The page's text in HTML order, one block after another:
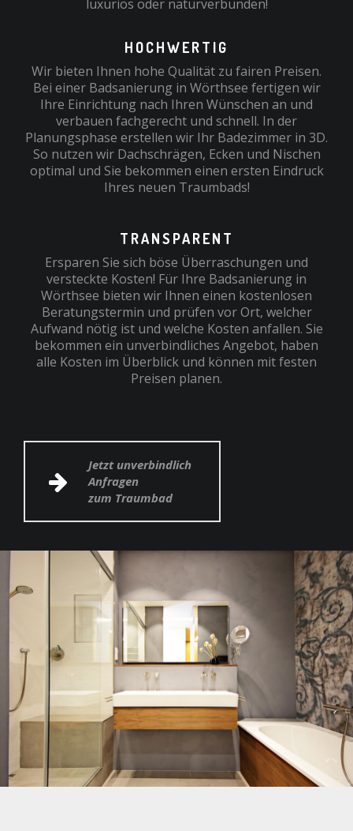
luxuriös oder naturverbunden!
HOCHWERTIG
Wir bieten Ihnen hohe Qualität zu fairen Preisen.
Bei einer Badsanierung in Wörthsee fertigen wir
Ihre Einrichtung nach Ihren Wünschen an und
verbauen fachgerecht und schnell. In der
Planungsphase erstellen wir Ihr Badezimmer in 3D.
So nutzen wir Dachschrägen, Ecken und Nischen
optimal und Sie bekommen einen ersten Eindruck
Ihres neuen Traumbads!
TRANSPARENT
Ersparen Sie sich böse Überraschungen und
versteckte Kosten! Für Ihre Badsanierung in
Wörthsee bieten wir Ihnen einen kostenlosen
Beratungstermin und prüfen vor Ort, welcher
Aufwand nötig ist und welche Kosten anfallen. Sie
bekommen ein unverbindliches Angebot, haben
alle Kosten im Überblick und können mit festen
Preisen planen.
Jetzt unverbindlich
Anfragen
zum Traumbad